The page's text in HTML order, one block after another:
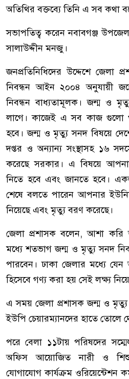
অতিথির বক্তব্যে তিনি এ সব কথা
সভাপতিত্ব করেন নবাবগঞ্জ
সালাউদ্দীন মনজু।
জনপ্রতিনিধিদের উদ্দেশে জেলা
নিবন্ধন আইন ২০০৪ অনুযায়ী
নিবন্ধন বাধ্যতামূলক। জন্ম ও
লাগে। কাজেই এ সব কাজ গুলো
হবে। জন্ম ও মৃত্যু সনদ বিষয়ে
দপ্তর ও অন্যান্য সংস্থাসহ ১৬
করেছে সরকার। এ বিষয়ে
নিতে হবে এবং জানতে হবে।
শেষে বলতে পারেন আপনার
নিয়েছে এবং মৃত্যু বরণ করেছে।
জেলা প্রশাসক বলেন, আশা
মধ্যে শতভাগ জন্ম ও মৃত্যু সনদ
পারবেন। ঢাকা জেলার মধ্যে
হিসেবে গণ্য করা হয় সেই লক্ষ্য
এ সময় জেলা প্রশাসক জন্ম ও মৃত্যু
ইউপি চেয়ারম্যানদের হাতে তোলে
পরে বেলা ১১টায় পরিষদের
অফিস আয়োজিত নারী ও শিশু
যোগাযোগ কার্যক্রম ওরিয়েন্টেশন